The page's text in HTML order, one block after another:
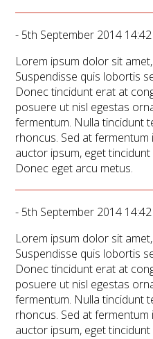
- 5th September 2014 14:42
Lorem ipsum dolor sit
Suspendisse quis lobortis
Donec tincidunt erat at
posuere ut nisl egestas
fermentum. Nulla tincidunt
rhoncus. Sed at
auctor ipsum, eget
Donec eget arcu metus.
- 5th September 2014 14:42
Lorem ipsum dolor sit
Suspendisse quis lobortis
Donec tincidunt erat at
posuere ut nisl egestas
fermentum. Nulla tincidunt
rhoncus. Sed at
auctor ipsum, eget